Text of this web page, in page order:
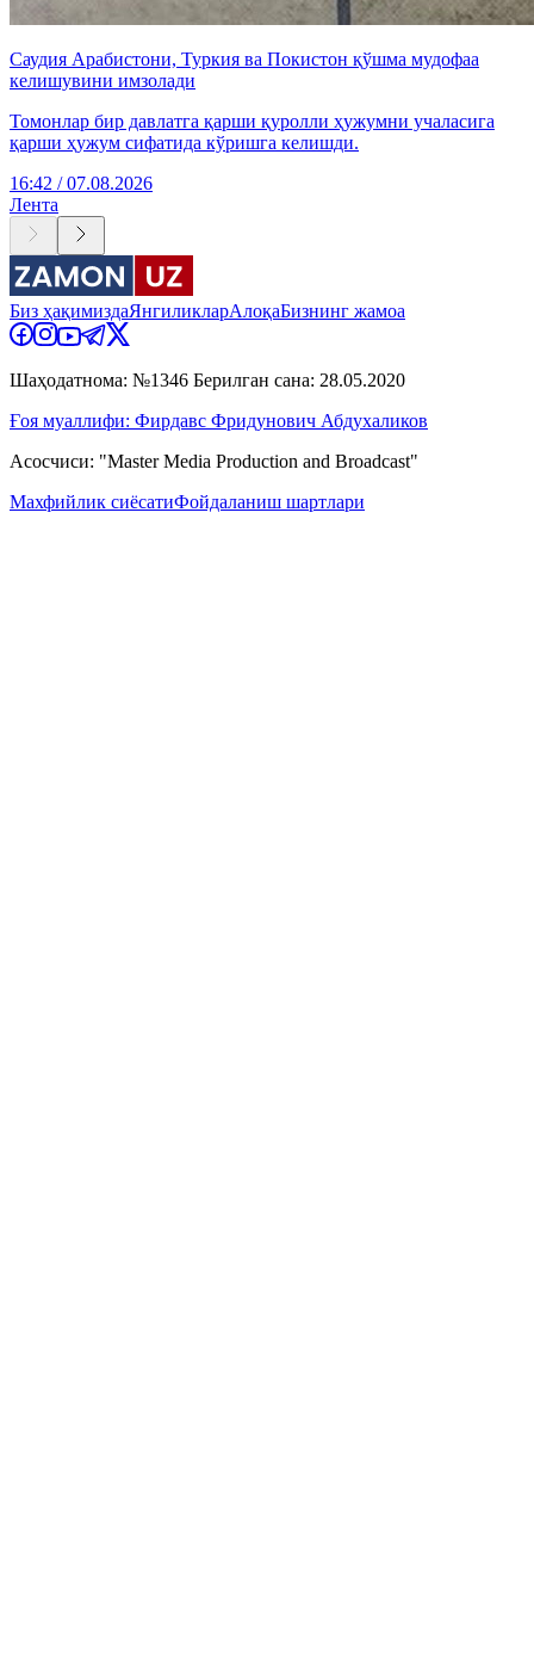
Саудия Арабистони, Туркия ва Покистон қўшма мудофаа
келишувини имзолади
Томонлар бир давлатга қарши қуролли ҳужумни учаласига
қарши ҳужум сифатида кўришга келишди.
16:42 / 07.08.2026
Лента
Биз ҳақимиздаЯнгиликларАлоқаБизнинг жамоа
Шаҳодатнома: №1346 Берилган сана: 28.05.2020
Ғоя муаллифи: Фирдавс Фридунович Абдухаликов
Асосчиси: "Master Media Production and Broadcast"
Махфийлик сиёсатиФойдаланиш шартлари